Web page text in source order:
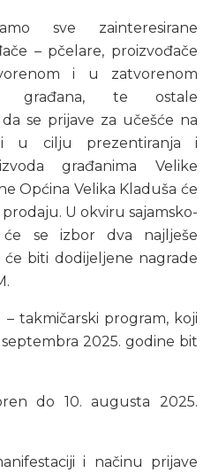
sve zainteresirane
– pčelare, proizvođače
i u zatvorenom
građana, te ostale
se prijave za učešće na
u cilju prezentiranja i
građanima Velike
Općina Velika Kladuša će
U okviru sajamsko-
se izbor dva najlješe
biti dodijeljene nagrade
takmičarski program, koji
septembra 2025. godine bit
do 10. augusta 2025.
i načinu prijave